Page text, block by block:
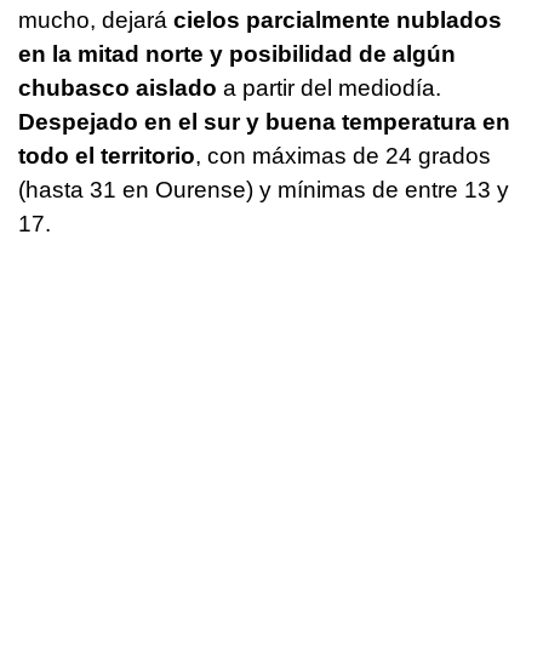
mucho, dejará cielos parcialmente nublados
en la mitad norte y posibilidad de algún
chubasco aislado a partir del mediodía.
Despejado en el sur y buena temperatura en
todo el territorio, con máximas de 24 grados
(hasta 31 en Ourense) y mínimas de entre 13 y
17.